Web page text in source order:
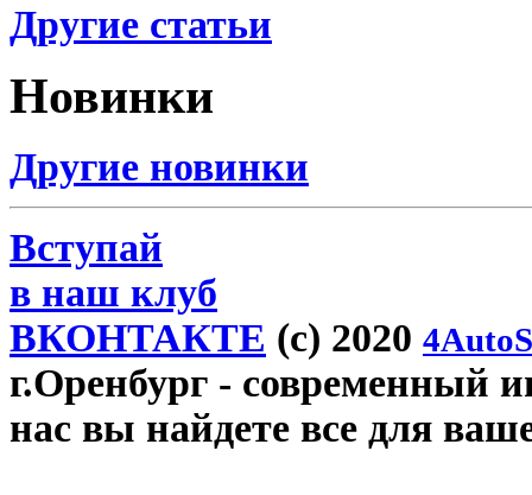
Другие статьи
Новинки
Другие новинки
Вступай
в наш клуб
ВКОНТАКТЕ (c) 2020
г.Оренбург - современный
нас вы найдете все для